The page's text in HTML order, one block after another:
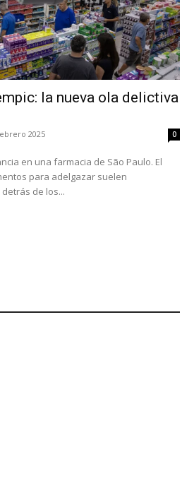
la nueva ola delictiva
2025 0
en una farmacia de São Paulo. El
para adelgazar suelen
de los...